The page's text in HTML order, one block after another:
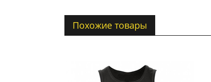
Похожие товары